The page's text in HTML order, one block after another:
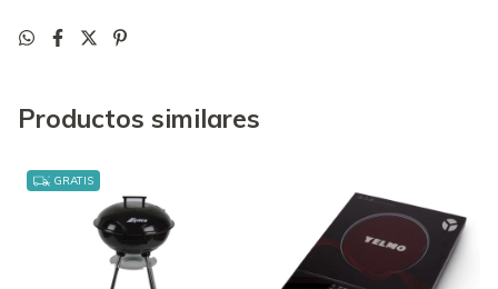
Productos similares
GRATIS